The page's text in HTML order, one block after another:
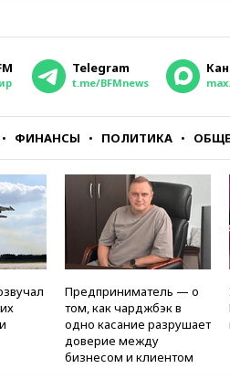
Telegram
t.me/BFMnews
ФИНАНСЫ ПОЛИТИКА
Предприниматель — о
том, как чарджбэк в
одно касание разрушает
доверие между
бизнесом и клиентом